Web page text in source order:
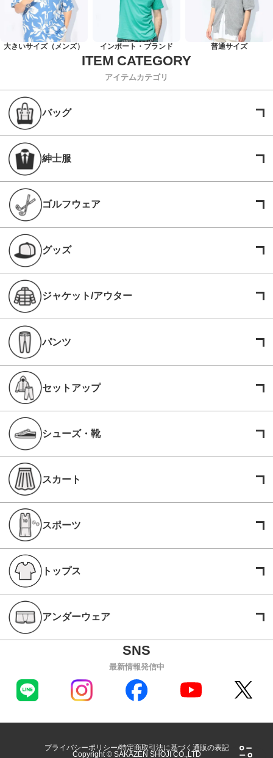
大きいサイズ（メンズ） インポート・ブランド 普通サイズ
アイテムカテゴリ
バッグ
紳士服
ゴルフウェア
グッズ
ジャケット/アウター
パンツ
セットアップ
シューズ・靴
スカート
スポーツ
トップス
アンダーウェア
最新情報発信中
プライバシーポリシー 特定商取引法に基づく通販の表記
Copyright © SAKAZEN SHOJI CO.,LTD